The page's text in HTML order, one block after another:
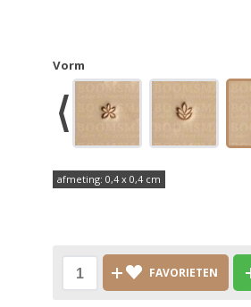
Vorm
afmeting: 0,4 x 0,4 cm
FAVORIETEN